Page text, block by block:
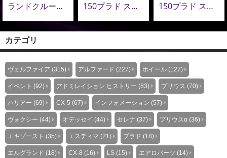
ランドクルーザー プラド カラーコーディネイト｜ カスタム 150プラド スキッドスポイラー用 チッピング塗装 追加設定。｜NEW LINE UP 150プラド スキッドスポイラー用 チッピング塗装 サンプル完成
カテゴリ
ヴェルファイア (315) アルファード (227) ホイール (127)
イベント (92) アドミレイション ヒストリー (83) プリウス (70)
ハリアー (69) CX-5 (67) インフォメーション (57)
ヴォクシー (44) オデッセイ (44) セレナ (37) プリウスα (36)
エキゾースト (35) エスティマ (21) プラド (18)
エルグランド (18) CX-8 (16) LS (15) エアロパーツ (14)